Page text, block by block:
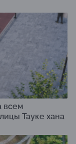
всем
Тауке хана